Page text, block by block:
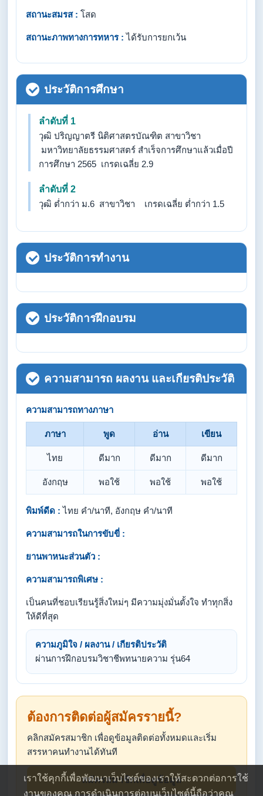
สถานะสมรส : โสด
สถานะภาพทางการทหาร : ได้รับการยกเว้น
ประวัติการศึกษา
ลำดับที่ 1
วุฒิ ปริญญาตรี นิติศาสตรบัณฑิต สาขาวิชา
มหาวิทยาลัยธรรมศาสตร์ สำเร็จการศึกษาแล้วเมื่อปี
การศึกษา 2565 เกรดเฉลี่ย 2.9
ลำดับที่ 2
วุฒิ ต่ำกว่า ม.6 สาขาวิชา เกรดเฉลี่ย ต่ำกว่า 1.5
ประวัติการทำงาน
ประวัติการฝึกอบรม
ความสามารถ ผลงาน และเกียรติประวัติ
ความสามารถทางภาษา
ภาษา พูด อ่าน เขียน
ไทย ดีมาก ดีมาก ดีมาก
อังกฤษ พอใช้ พอใช้ พอใช้
พิมพ์ดีด : ไทย คำ/นาที, อังกฤษ คำ/นาที
ความสามารถในการขับขี่ :
ยานพาหนะส่วนตัว :
ความสามารถพิเศษ :
เป็นคนที่ชอบเรียนรู้สิ่งใหม่ๆ มีความมุ่งมั่นตั้งใจ ทำทุกสิ่ง
ให้ดีที่สุด
ความภูมิใจ / ผลงาน / เกียรติประวัติ
ผ่านการฝึกอบรมวิชาชีพทนายความ รุ่น64
ต้องการติดต่อผู้สมัครรายนี้?
คลิกสมัครสมาชิก เพื่อดูข้อมูลติดต่อทั้งหมดและเริ่ม
สรรหาคนทำงานได้ทันที
สมัครสมาชิกเพื่อดูข้อมูล
เราใช้คุกกี้เพื่อพัฒนาเว็บไซต์ของเราให้สะดวกต่อการใช้
งานของคุณ การดำเนินการต่อบนเว็บไซต์นี้ถือว่าคุณ